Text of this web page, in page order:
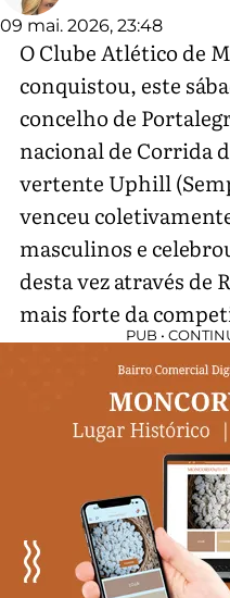
09 mai. 2026, 23:48
O Clube Atlético de
conquistou, este
concelho de
nacional de Corrida
vertente Uphill
venceu
masculinos e
desta vez através de
mais forte da
PUB •